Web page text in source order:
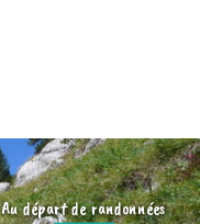
Au départ de randonnées